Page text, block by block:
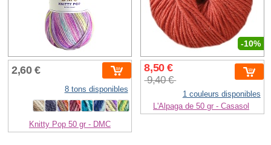
2,60 €
8 tons disponibles
Knitty Pop 50 gr - DMC
-10%
8,50 €
9,40 €
1 couleurs disponibles
L'Alpaga de 50 gr - Casasol